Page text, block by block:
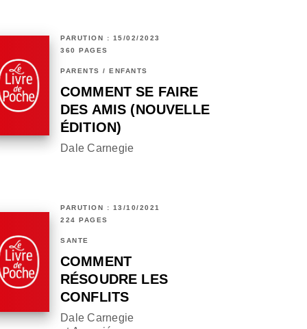
PARUTION : 15/02/2023
360 PAGES
PARENTS / ENFANTS
COMMENT SE FAIRE
DES AMIS (NOUVELLE
ÉDITION)
Dale Carnegie
PARUTION : 13/10/2021
224 PAGES
SANTÉ
COMMENT
RÉSOUDRE LES
CONFLITS
Dale Carnegie